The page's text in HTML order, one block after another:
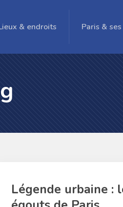
& endroits Paris &
Légende urbaine :